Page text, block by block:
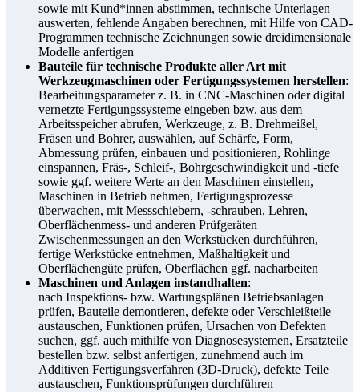
sowie mit Kund*innen abstimmen, technische Unterlagen
auswerten, fehlende Angaben berechnen, mit Hilfe von CAD-
Programmen technische Zeichnungen sowie dreidimensionale
Modelle anfertigen
Bauteile für technische Produkte aller Art mit
Werkzeugmaschinen oder Fertigungssystemen herstellen:
Bearbeitungsparameter z. B. in CNC-Maschinen oder digital
vernetzte Fertigungssysteme eingeben bzw. aus dem
Arbeitsspeicher abrufen, Werkzeuge, z. B. Drehmeißel,
Fräsen und Bohrer, auswählen, auf Schärfe, Form,
Abmessung prüfen, einbauen und positionieren, Rohlinge
einspannen, Fräs-, Schleif-, Bohrgeschwindigkeit und ‑tiefe
sowie ggf. weitere Werte an den Maschinen einstellen,
Maschinen in Betrieb nehmen, Fertigungsprozesse
überwachen, mit Messschiebern, ‑schrauben, Lehren,
Oberflächenmess- und anderen Prüfgeräten
Zwischenmessungen an den Werkstücken durchführen,
fertige Werkstücke entnehmen, Maßhaltigkeit und
Oberflächengüte prüfen, Oberflächen ggf. nacharbeiten
Maschinen und Anlagen instandhalten:
nach Inspektions- bzw. Wartungsplänen Betriebsanlagen
prüfen, Bauteile demontieren, defekte oder Verschleißteile
austauschen, Funktionen prüfen, Ursachen von Defekten
suchen, ggf. auch mithilfe von Diagnosesystemen, Ersatzteile
bestellen bzw. selbst anfertigen, zunehmend auch im
Additiven Fertigungsverfahren (3D-Druck), defekte Teile
austauschen, Funktionsprüfungen durchführen